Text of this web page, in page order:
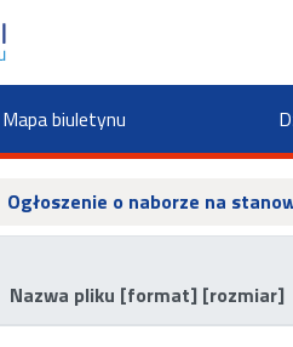
Mapa biuletynu
Ogłoszenie o naborze na
Nazwa pliku [format] [rozmiar]